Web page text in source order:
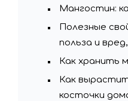
Мангостин:
Полезные
польза и
Как хранить
Как
косточки